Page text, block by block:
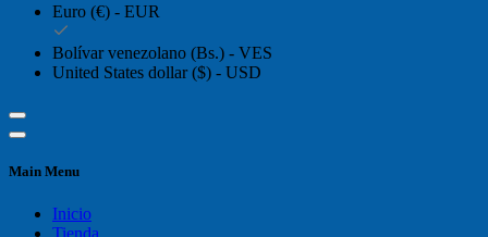
Euro (€) - EUR
Bolívar venezolano (Bs.) - VES
United States dollar ($) - USD
Main Menu
Inicio